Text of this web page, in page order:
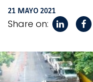
21 MAYO 2021
Share on: